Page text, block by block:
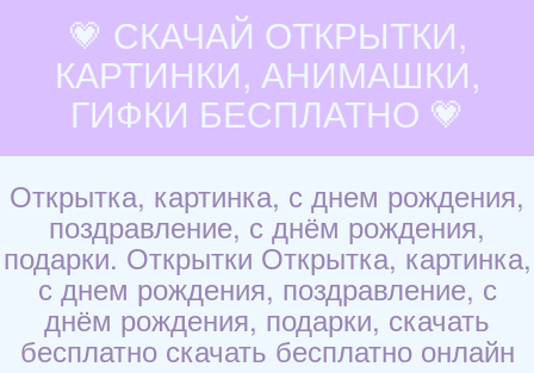
💗 СКАЧАЙ ОТКРЫТКИ,
КАРТИНКИ, АНИМАШКИ,
ГИФКИ БЕСПЛАТНО 💗
Открытка, картинка, с днем рождения,
поздравление, с днём рождения,
подарки. Открытки Открытка, картинка,
с днем рождения, поздравление, с
днём рождения, подарки, скачать
бесплатно скачать бесплатно онлайн